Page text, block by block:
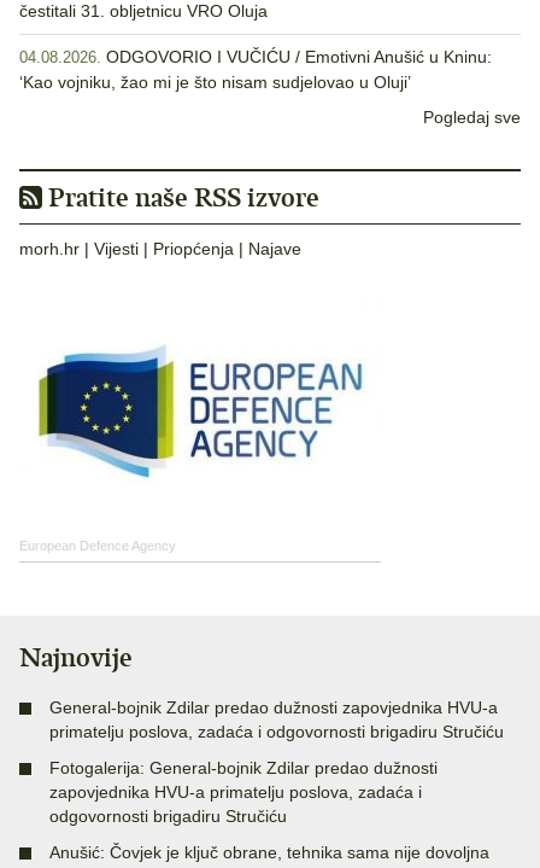
čestitali 31. obljetnicu VRO Oluja
04.08.2026. ODGOVORIO I VUČIĆU / Emotivni Anušić u Kninu:
‘Kao vojniku, žao mi je što nisam sudjelovao u Oluji’
Pogledaj sve
Pratite naše RSS izvore
morh.hr | Vijesti | Priopćenja | Najave
European Defence Agency
Najnovije
General-bojnik Zdilar predao dužnosti zapovjednika HVU-a
primatelju poslova, zadaća i odgovornosti brigadiru Stručiću
Fotogalerija: General-bojnik Zdilar predao dužnosti
zapovjednika HVU-a primatelju poslova, zadaća i
odgovornosti brigadiru Stručiću
Anušić: Čovjek je ključ obrane, tehnika sama nije dovoljna